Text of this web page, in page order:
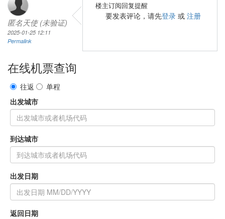
匿名天使 (未验证)
2025-01-25 12:11
Permalink
楼主订阅回复提醒
要发表评论，请先登录 或 注册
在线机票查询
往返
单程
出发城市
到达城市
出发日期
返回日期